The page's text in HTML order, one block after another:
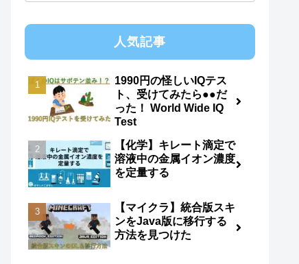
人気記事
1990円の怪しいIQテス
ト、受けてみたら●●だ
った！ World Wide IQ
Test
【化学】キレート滴定で
溶液中の金属イオン濃度
を定量する
【マイクラ】統合版スキ
ンをJava版に移行する
方法を見つけた